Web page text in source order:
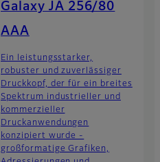
Galaxy JA 256/80
AAA
Ein leistungsstarker,
robuster und zuverlässiger
Druckkopf, der für ein breites
Spektrum industrieller und
kommerzieller
Druckanwendungen
konzipiert wurde -
großformatige Grafiken,